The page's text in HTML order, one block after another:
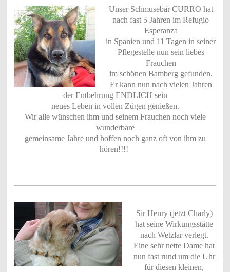
Unser Schmusebär CURRO hat
nach fast 5 Jahren im Refugio
Esperanza
in Spanien und 11 Tagen in seiner
Pflegestelle nun sein liebes
Frauchen
im schönen Bamberg gefunden.
Er kann nun nach vielen Jahren
der Entbehrung ENDLICH sein
neues Leben in vollen Zügen genießen.
Wir alle wünschen ihm und seinem Frauchen noch viele
wunderbare
gemeinsame Jahre und hoffen noch ganz oft von ihm zu
hören!!!!
Sir Henry (jetzt Charly)
hat seine Wirkungsstätte
nach Wetzlar verlegt.
Eine sehr nette Dame hat
nun fast rund um die Uhr
für diesen kleinen,